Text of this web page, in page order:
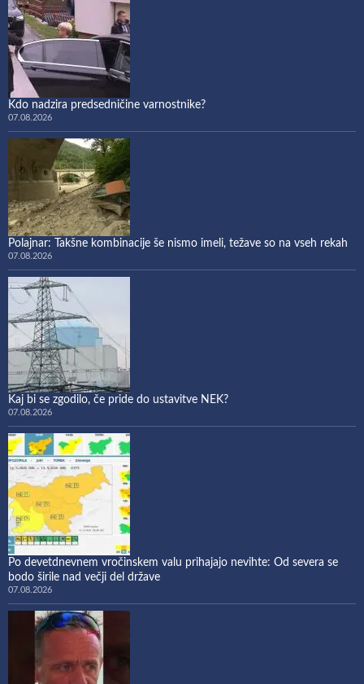
Kdo nadzira predsedničine varnostnike?
07.08.2026
Polajnar: Takšne kombinacije še nismo imeli, težave so na vseh rekah
07.08.2026
Kaj bi se zgodilo, če pride do ustavitve NEK?
07.08.2026
Po devetdnevnem vročinskem valu prihajajo nevihte: Od severa se
bodo širile nad večji del države
07.08.2026